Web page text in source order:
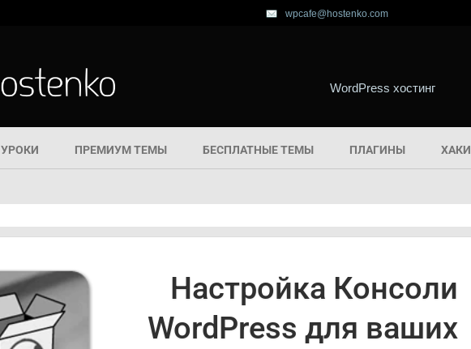
wpcafe@hostenko.com
WordPress хостинг
УРОКИ ПРЕМИУМ ТЕМЫ БЕСПЛАТНЫЕ ТЕМЫ ПЛАГИНЫ ХАКИ
Настройка Консоли
WordPress для ваших